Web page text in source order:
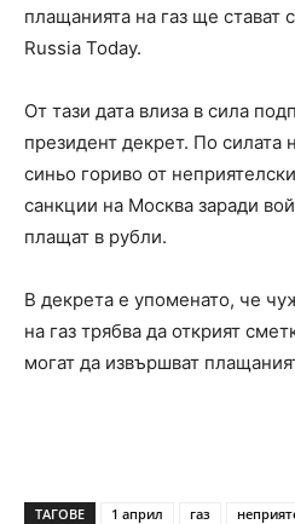
плащанията на газ ще стават
Russia Today.
От тази дата влиза в сила
президент декрет. По силата
синьо гориво от
санкции на Москва заради
плащат в рубли.
В декрета е упоменато, че
на газ трябва да открият
могат да извършват
ТАГОВЕ 1 април газ